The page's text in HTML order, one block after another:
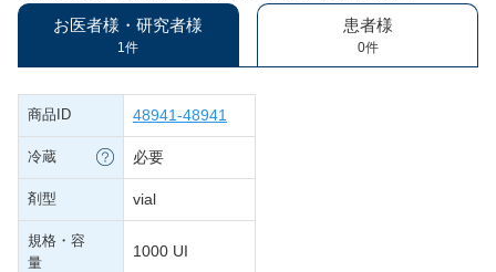
お医者様・研究者様
1件
患者様
0件
商品ID 48941-48941
冷蔵 必要
剤型 vial
規格・容
量
1000 UI